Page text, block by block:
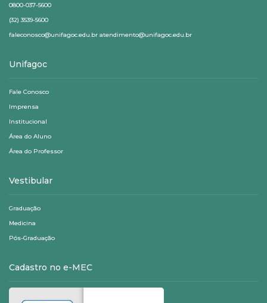
0800-037-5600
(32) 3539-5600
faleconosco@unifagoc.edu.br atendimento@unifagoc.edu.br
Unifagoc
Fale Conosco
Imprensa
Institucional
Área do Aluno
Área do Professor
Vestibular
Graduação
Medicina
Pós-Graduação
Cadastro no e-MEC